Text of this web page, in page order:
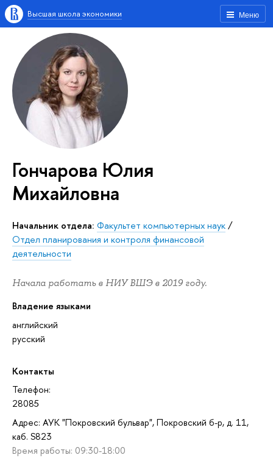
Меню
Высшая школа экономики
Гончарова Юлия
Михайловна
Начальник отдела: Факультет компьютерных наук/
Отдел планирования и контроля финансовой
деятельности
Начала работать в НИУ ВШЭ в 2019 году.
Владение языками
английский
русский
Контакты
Телефон:
28085
Адрес: АУК "Покровский бульвар", Покровский б-р, д. 11,
каб. S823
Время работы: 09:30-18:00